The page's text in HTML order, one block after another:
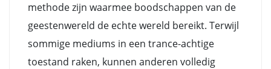
methode zijn waarmee boodschappen van de
geestenwereld de echte wereld bereikt. Terwijl
sommige mediums in een trance-achtige
toestand raken, kunnen anderen volledig